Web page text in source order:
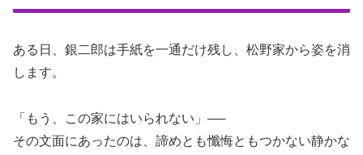
ある日、銀二郎は手紙を一通だけ残し、松野家から姿を消
します。
「もう、この家にはいられない」──
その文面にあったのは、諦めとも懺悔ともつかない静かな